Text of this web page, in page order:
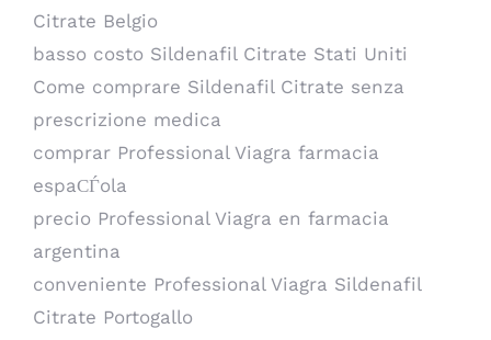
Citrate Belgio
basso costo Sildenafil Citrate Stati Uniti
Come comprare Sildenafil Citrate senza
prescrizione medica
comprar Professional Viagra farmacia
espaСЃola
precio Professional Viagra en farmacia
argentina
conveniente Professional Viagra Sildenafil
Citrate Portogallo